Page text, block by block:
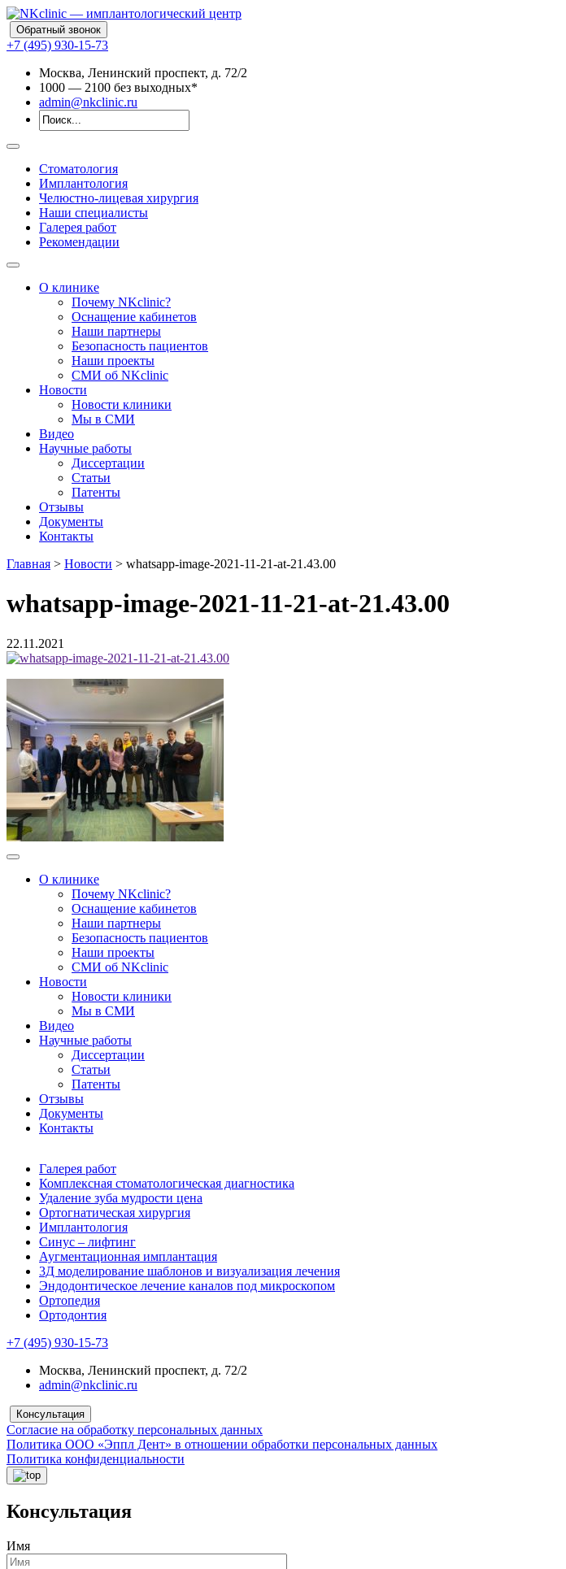
Обратный звонок
+7 (495) 930-15-73
Москва, Ленинский проспект, д. 72/2
1000 — 2100 без выходных*
admin@nkclinic.ru
Стоматология
Имплантология
Челюстно-лицевая хирургия
Наши специалисты
Галерея работ
Рекомендации
О клинике
Почему NKclinic?
Оснащение кабинетов
Наши партнеры
Безопасность пациентов
Наши проекты
СМИ об NKclinic
Новости
Новости клиники
Мы в СМИ
Видео
Научные работы
Диссертации
Статьи
Патенты
Отзывы
Документы
Контакты
Главная > Новости > whatsapp-image-2021-11-21-at-21.43.00
whatsapp-image-2021-11-21-at-21.43.00
22.11.2021
О клинике
Почему NKclinic?
Оснащение кабинетов
Наши партнеры
Безопасность пациентов
Наши проекты
СМИ об NKclinic
Новости
Новости клиники
Мы в СМИ
Видео
Научные работы
Диссертации
Статьи
Патенты
Отзывы
Документы
Контакты
Галерея работ
Комплексная стоматологическая диагностика
Удаление зуба мудрости цена
Ортогнатическая хирургия
Имплантология
Синус – лифтинг
Аугментационная имплантация
3Д моделирование шаблонов и визуализация лечения
Эндодонтическое лечение каналов под микроскопом
Ортопедия
Ортодонтия
+7 (495) 930-15-73
Москва, Ленинский проспект, д. 72/2
admin@nkclinic.ru
Консультация
Согласие на обработку персональных данных
Политика ООО «Эппл Дент» в отношении обработки персональных данных
Политика конфиденциальности
Консультация
Имя